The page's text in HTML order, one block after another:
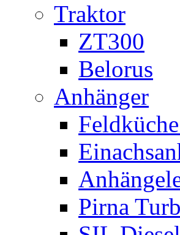
Traktor
ZT300
Belorus
Anhänger
Pirna